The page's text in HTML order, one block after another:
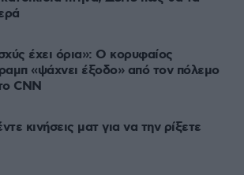
έχει όρια»: Ο κορυφαίος
«ψάχνει έξοδο» από τον πόλεμο
CNN
κινήσεις ματ για να την ρίξετε